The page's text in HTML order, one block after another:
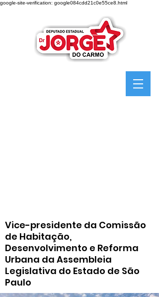
google-site-verification: google084cdd21c0e55ce8.html
Vice-presidente da Comissão
de Habitação,
Desenvolvimento e Reforma
Urbana da Assembleia
Legislativa do Estado de São
Paulo